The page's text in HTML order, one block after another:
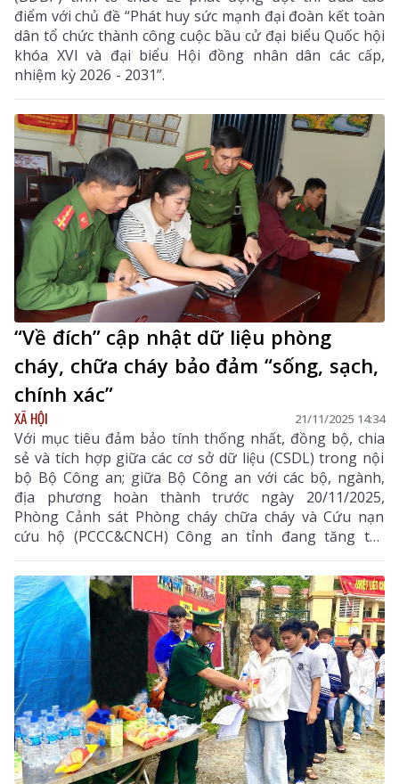
điểm với chủ đề “Phát huy sức mạnh đại đoàn kết toàn
dân tổ chức thành công cuộc bầu cử đại biểu Quốc hội
khóa XVI và đại biểu Hội đồng nhân dân các cấp,
nhiệm kỳ 2026 - 2031”.
“Về đích” cập nhật dữ liệu phòng
cháy, chữa cháy bảo đảm “sống, sạch,
chính xác”
XÃ HỘI 21/11/2025 14:34
Với mục tiêu đảm bảo tính thống nhất, đồng bộ, chia
sẻ và tích hợp giữa các cơ sở dữ liệu (CSDL) trong nội
bộ Bộ Công an; giữa Bộ Công an với các bộ, ngành,
địa phương hoàn thành trước ngày 20/11/2025,
Phòng Cảnh sát Phòng cháy chữa cháy và Cứu nạn
cứu hộ (PCCC&CNCH) Công an tỉnh đang tăng tốc
hướng dẫn, rà soát và cập nhật dữ liệu. Thông tin cập
nhật bảo đảm “sống, sạch, chính xác”, phục vụ công
tác chỉ đạo, điều hành và xử lý tình huống khi có sự cố
cháy nổ xảy ra, bảo đảm tiến độ và chất lượng đề ra.